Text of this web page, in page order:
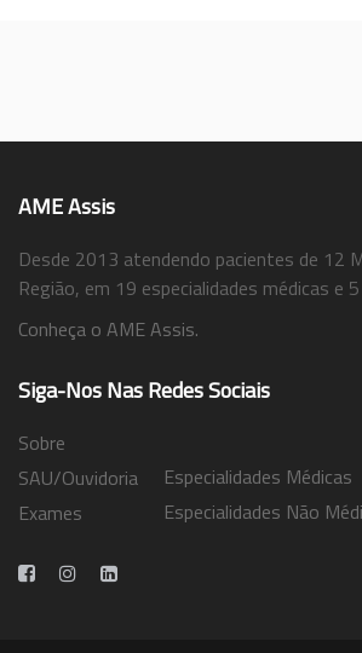
AME Assis
Desde 2013 atendendo pacientes de 12
Região, em 19 especialidades médicas e
Conheça o AME Assis.
Siga-Nos Nas Redes Sociais
Sobre
SAU/Ouvidoria
Exames
Especialidades Médicas
Especialidades Não